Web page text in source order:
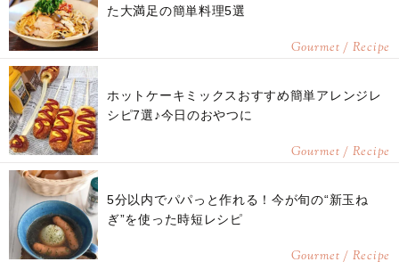
た大満足の簡単料理5選
Gourmet / Recipe
ホットケーキミックスおすすめ簡単アレンジレ
シピ7選♪今日のおやつに
Gourmet / Recipe
5分以内でパパっと作れる！今が旬の“新玉ね
ぎ”を使った時短レシピ
Gourmet / Recipe